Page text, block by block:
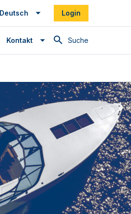
Deutsch Login
Suche
Kontakt